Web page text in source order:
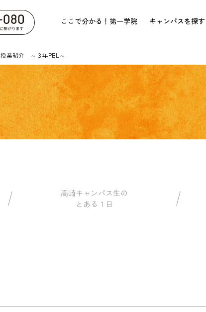
ここで分かる！第一学院 キャンパスを探す
授業紹介 ～３年PBL～
高崎キャンパス生の
とある１日